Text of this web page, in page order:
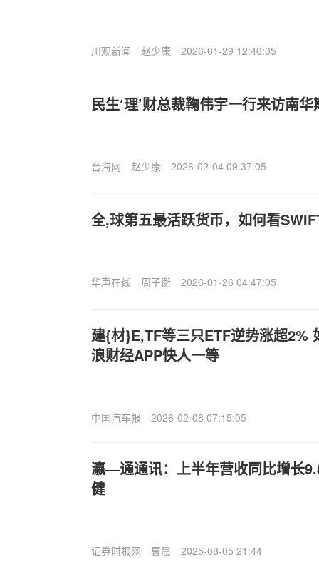
川观新闻 赵少康 2026-01-29 12:40:05
民生‘理’财总裁鞠伟宇一行来访南华
台海网 赵少康 2026-02-04 09:37:05
全,球第五最活跃货币，如何看
华声在线 周子衡 2026-01-26 04:47:05
建{材}E,TF等三只ETF逆势涨超2%
浪财经APP快人一等
中国汽车报 2026-02-08 07:15:05
瀛—通通讯：上半年营收同比增长
健
证券时报网 曹晨 2025-08-05 21:44